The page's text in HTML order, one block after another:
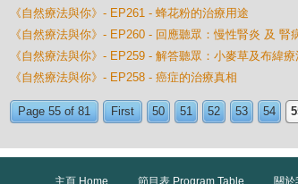
《自然療法與你》- EP261 - 蜂花粉的治療用途
《自然療法與你》- EP260 - 回應聽眾：慢性腎炎 及 腎
《自然療法與你》- EP259 - 解答聽眾：小麥草及布緯療
《自然療法與你》- EP258 - 癌症的治療真相
Page 55 of 81 First 50 51 52 53 54
主頁 Home 節目表 Program Table 關